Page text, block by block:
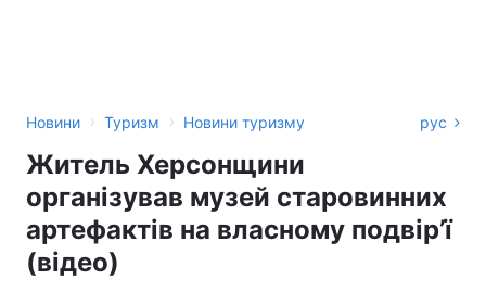
Новини › Туризм › Новини туризму рус
Житель Херсонщини
організував музей старовинних
артефактів на власному подвір’ї
(відео)